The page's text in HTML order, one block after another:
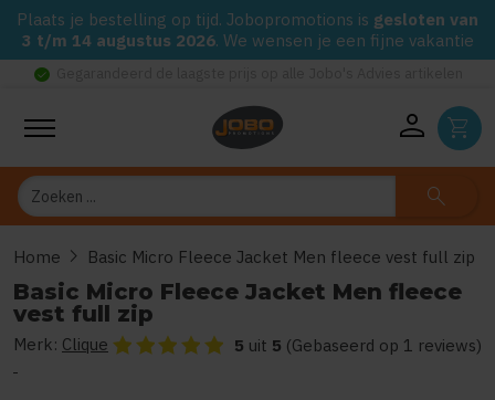
Plaats je bestelling op tijd. Jobopromotions is gesloten van
3 t/m 14 augustus 2026. We wensen je een fijne vakantie
check_circle
person shopping_cart
Zoeken search
Home chevron_right Basic Micro Fleece Jacket Men fleece vest full zip
Basic Micro Fleece Jacket Men fleece
vest full zip
Merk: Clique De beoordeling van dit product is5 van de 5
5 uit 5 (Gebaseerd op 1 reviews)